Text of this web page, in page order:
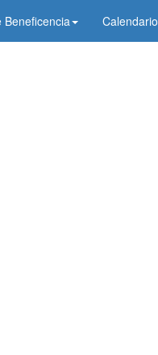
Beneficencia Calendario